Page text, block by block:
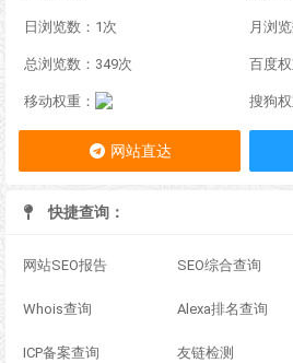
日浏览数：1次 月浏
总浏览数：349次 百度权
移动权重： 搜狗权
网站直达
快捷查询：
网站SEO报告 SEO综合查询
Whois查询 Alexa排名查询
ICP备案查询 友链检测